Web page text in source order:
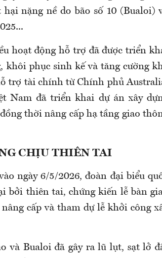
nặng nề do bão số 10 (Bualoi)
hoạt động hỗ trợ đã được triển
khôi phục sinh kế và tăng cường
trợ tài chính từ Chính phủ
Nam đã triển khai dự án xây
thời nâng cấp hạ tầng giao
CHỊU THIÊN TAI
ngày 6/5/2026, đoàn đại biểu
bởi thiên tai, chứng kiến lễ bàn
cấp và tham dự lễ khởi công
và Bualoi đã gây ra lũ lụt, sạt lở